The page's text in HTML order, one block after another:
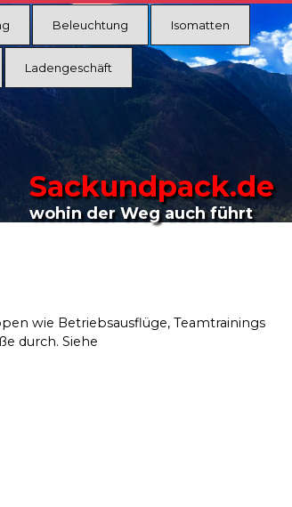
Beleuchtung Isomatten
Ladengeschäft
Sackundpack.de
wohin der Weg auch führt
wie Betriebsausflüge, Teamtrainings
durch. Siehe